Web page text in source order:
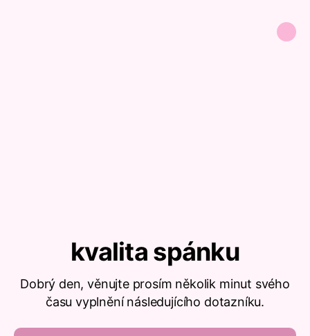
kvalita spánku
Dobrý den, věnujte prosím několik minut svého
času vyplnění následujícího dotazníku.